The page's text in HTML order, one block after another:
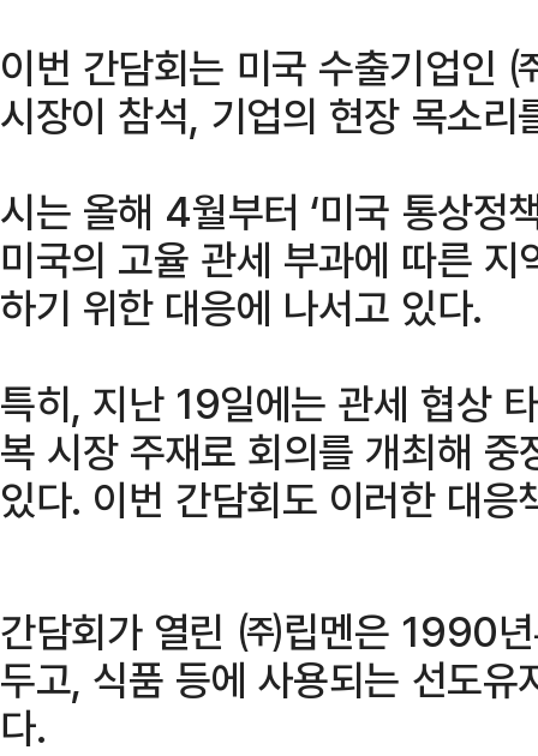
이번 간담회는 미국 수출기업인
시장이 참석, 기업의 현장 목소리
시는 올해 4월부터 ‘미국 통상정
미국의 고율 관세 부과에 따른
하기 위한 대응에 나서고 있다.
특히, 지난 19일에는 관세 협상
복 시장 주재로 회의를 개최해
있다. 이번 간담회도 이러한 대응
간담회가 열린 ㈜립멘은 1990
두고, 식품 등에 사용되는 선도유
다.